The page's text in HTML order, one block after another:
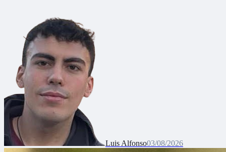
Luis Alfonso03/08/2026